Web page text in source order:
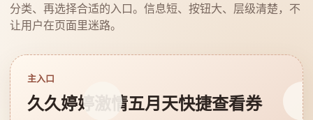
分类、再选择合适的入口。信息短、按钮大、层级清楚，不
让用户在页面里迷路。
主入口
久久婷婷激情五月天快捷查看券